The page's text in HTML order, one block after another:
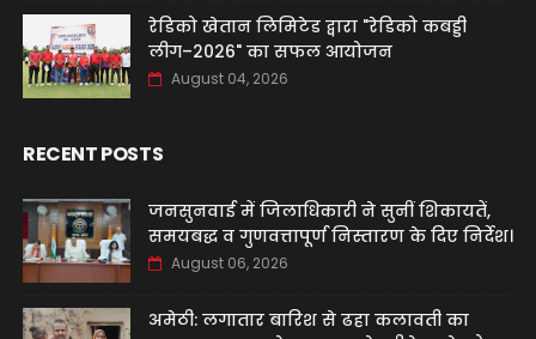
रेडिको खेतान लिमिटेड द्वारा "रेडिको कबड्डी
लीग–2026" का सफल आयोजन
August 04, 2026
RECENT POSTS
जनसुनवाई में जिलाधिकारी ने सुनीं शिकायतें,
समयबद्ध व गुणवत्तापूर्ण निस्तारण के दिए निर्देश।
August 06, 2026
अमेठी: लगातार बारिश से ढहा कलावती का